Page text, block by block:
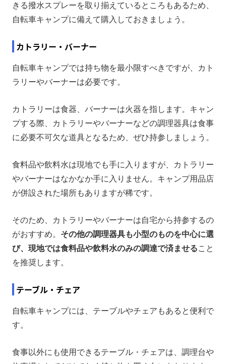
きる撥水スプレーを取り揃えているところもあるため、
自転車キャンプに備えて購入しておきましょう。
カトラリー・バーナー
自転車キャンプでは持ち物を最小限すべきですが、カト
ラリーやバーナーは必要です。
カトラリーは食器、バーナーは火器を指します。キャン
プする際、カトラリーやバーナーなどの調理器具は食事
に必要不可欠な道具となるため、ぜひ持参しましょう。
食料品や飲料水は現地でも手に入りますが、カトラリー
やバーナーはなかなか手に入りません。キャンプ用品店
が併設された場所もありますが稀です。
そのため、カトラリーやバーナーは自宅から持参するの
がおすすめ。 その他の調理器具も小型のものを中心に選
び、現地では食料品や飲料水のみの調達で済ませること
を推奨します。
テーブル・チェア
自転車キャンプには、テーブルやチェアもあると便利で
す。
食事以外にも使用できるテーブル・チェアは、調理台や